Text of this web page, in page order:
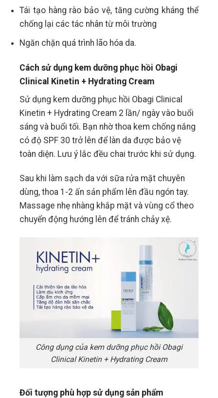
Tái tạo hàng rào bảo vệ, tăng cường kháng thể
chống lại các tác nhân từ môi trường
Ngăn chặn quá trình lão hóa da.
Cách sử dụng kem dưỡng phục hồi Obagi
Clinical Kinetin + Hydrating Cream
Sử dụng kem dưỡng phục hồi Obagi Clinical
Kinetin + Hydrating Cream 2 lần/ ngày vào buổi
sáng và buổi tối. Bạn nhờ thoa kem chống nắng
có độ SPF 30 trở lên để làn da được bảo vệ
toàn diện. Lưu ý lắc đều chai trước khi sử dụng.
Sau khi làm sạch da với sữa rửa mặt chuyên
dùng, thoa 1-2 ấn sản phẩm lên đầu ngón tay.
Massage nhẹ nhàng khắp mặt và vùng cổ theo
chuyển động hướng lên để tránh chảy xệ.
Công dụng của kem dưỡng phục hồi Obagi
Clinical Kinetin + Hydrating Cream
Đối tượng phù hợp sử dụng sản phẩm